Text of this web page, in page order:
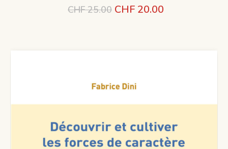
CHF 25.00 Le
CHF 20.00Le